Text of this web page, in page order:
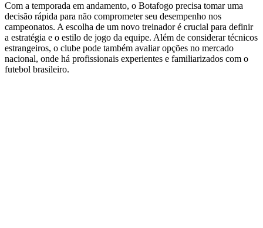
Com a temporada em andamento, o Botafogo precisa tomar uma
decisão rápida para não comprometer seu desempenho nos
campeonatos. A escolha de um novo treinador é crucial para definir
a estratégia e o estilo de jogo da equipe. Além de considerar técnicos
estrangeiros, o clube pode também avaliar opções no mercado
nacional, onde há profissionais experientes e familiarizados com o
futebol brasileiro.